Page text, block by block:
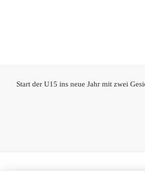
Start der U15 ins neue Jahr mit zwei